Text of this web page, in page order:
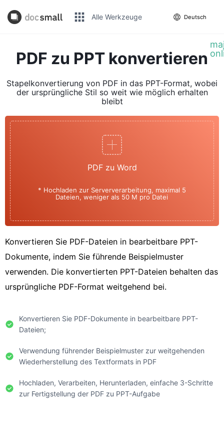
Alle Werkzeuge Deutsch
PDF zu PPT konvertieren
Stapelkonvertierung von PDF in das PPT-Format, wobei
der ursprüngliche Stil so weit wie möglich erhalten
bleibt
PDF zu Word
* Hochladen zur Serververarbeitung, maximal 5
Dateien, weniger als 50 M pro Datei
Konvertieren Sie PDF-Dateien in bearbeitbare PPT-
Dokumente, indem Sie führende Beispielmuster
verwenden. Die konvertierten PPT-Dateien behalten das
ursprüngliche PDF-Format weitgehend bei.
Konvertieren Sie PDF-Dokumente in bearbeitbare PPT-
Dateien;
Verwendung führender Beispielmuster zur weitgehenden
Wiederherstellung des Textformats in PDF
Hochladen, Verarbeiten, Herunterladen, einfache 3-Schritte
zur Fertigstellung der PDF zu PPT-Aufgabe